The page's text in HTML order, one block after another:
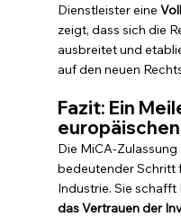
Dienstleister eine
zeigt, dass sich die
ausbreitet und
auf den neuen
Fazit: Ein
Die MiCA-
bedeutender Schritt
Industrie. Sie schafft
das Vertrauen der